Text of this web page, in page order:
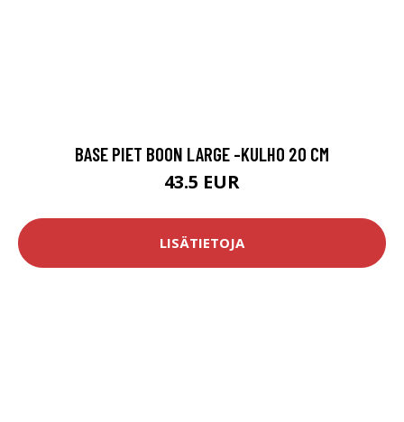
BASE PIET BOON LARGE -KULHO 20 CM
43.5 EUR
LISÄTIETOJA